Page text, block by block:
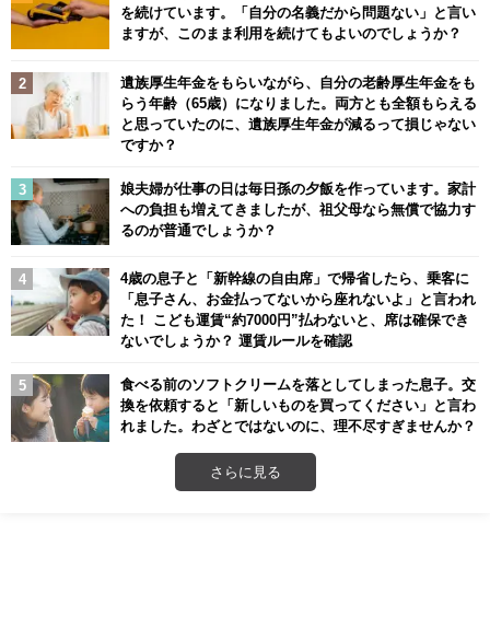
を続けています。「自分の名義だから問題ない」と言い
ますが、このまま利用を続けてもよいのでしょうか？
遺族厚生年金をもらいながら、自分の老齢厚生年金をも
らう年齢（65歳）になりました。両方とも全額もらえる
と思っていたのに、遺族厚生年金が減るって損じゃない
ですか？
娘夫婦が仕事の日は毎日孫の夕飯を作っています。家計
への負担も増えてきましたが、祖父母なら無償で協力す
るのが普通でしょうか？
4歳の息子と「新幹線の自由席」で帰省したら、乗客に
「息子さん、お金払ってないから座れないよ」と言われ
た！ こども運賃“約7000円”払わないと、席は確保でき
ないでしょうか？ 運賃ルールを確認
食べる前のソフトクリームを落としてしまった息子。交
換を依頼すると「新しいものを買ってください」と言わ
れました。わざとではないのに、理不尽すぎませんか？
さらに見る